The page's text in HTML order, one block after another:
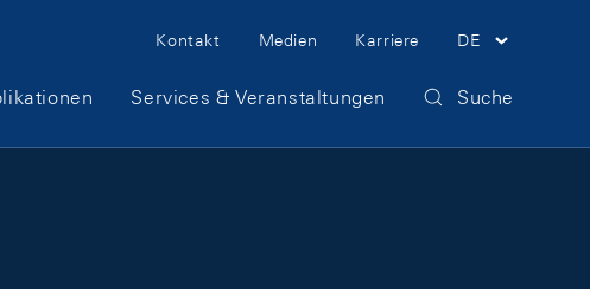
Meta Navigation
Kontakt Medien Karriere DE
Services & Veranstaltungen Suche